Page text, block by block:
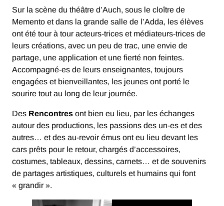
Sur la scène du théâtre d’Auch, sous le cloître de
Memento et dans la grande salle de l’Adda, les élèves
ont été tour à tour acteurs-trices et médiateurs-trices de
leurs créations, avec un peu de trac, une envie de
partage, une application et une fierté non feintes.
Accompagné-es de leurs enseignantes, toujours
engagées et bienveillantes, les jeunes ont porté le
sourire tout au long de leur journée.
Des Rencontres ont bien eu lieu, par les échanges
autour des productions, les passions des un-es et des
autres… et des au-revoir émus ont eu lieu devant les
cars prêts pour le retour, chargés d’accessoires,
costumes, tableaux, dessins, carnets… et de souvenirs
de partages artistiques, culturels et humains qui font
« grandir ».